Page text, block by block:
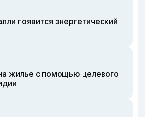
появится энергетический
жилье с помощью целевого